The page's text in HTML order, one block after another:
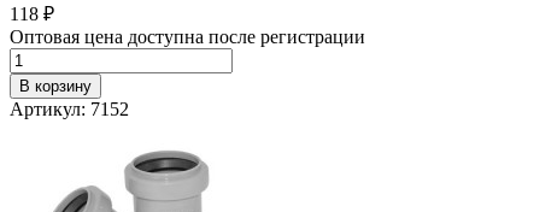
118 ₽
Оптовая цена доступна после регистрации
В корзину
Артикул: 7152